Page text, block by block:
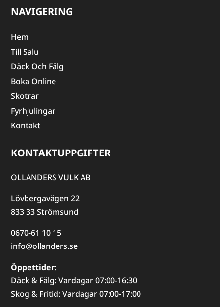
NAVIGERING
Hem
Till Salu
Däck Och Fälg
Boka Online
Skotrar
Fyrhjulingar
Kontakt
KONTAKTUPPGIFTER
OLLANDERS VULK AB
Lövbergavägen 22
833 33 Strömsund
0670-61 10 15
info@ollanders.se
Öppettider:
Däck & Fälg: Vardagar 07:00-16:30
Skog & Fritid: Vardagar 07:00-17:00